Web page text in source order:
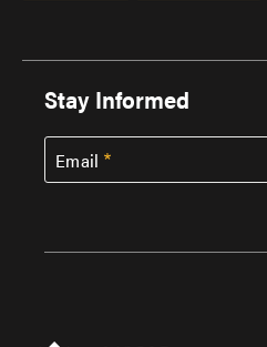
Stay Informed
Email